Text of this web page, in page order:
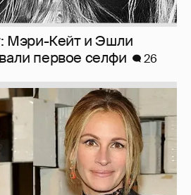
Мэри-Кейт и Эшли
первое селфи
26